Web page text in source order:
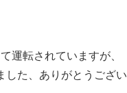
運転されていますが、
した、ありがとうござい